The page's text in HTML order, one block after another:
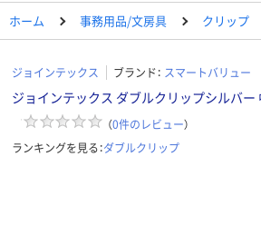
ホーム 事務用品/文房具 クリップ
ジョインテックス ブランド： スマートバリュー
ジョインテックス ダブルクリップシルバ
（0件のレビュー）
ランキングを見る：ダブルクリップ